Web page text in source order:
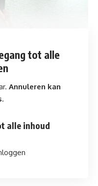
tot alle
Annuleren kan
alle inhoud